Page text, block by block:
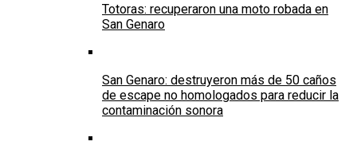
Totoras: recuperaron una moto robada en
San Genaro
San Genaro: destruyeron más de 50 caños
de escape no homologados para reducir la
contaminación sonora